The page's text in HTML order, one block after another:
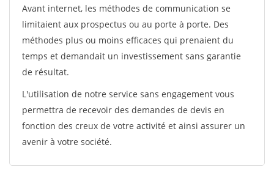
Avant internet, les méthodes de communication se
limitaient aux prospectus ou au porte à porte. Des
méthodes plus ou moins efficaces qui prenaient du
temps et demandait un investissement sans garantie
de résultat.
L'utilisation de notre service sans engagement vous
permettra de recevoir des demandes de devis en
fonction des creux de votre activité et ainsi assurer un
avenir à votre société.